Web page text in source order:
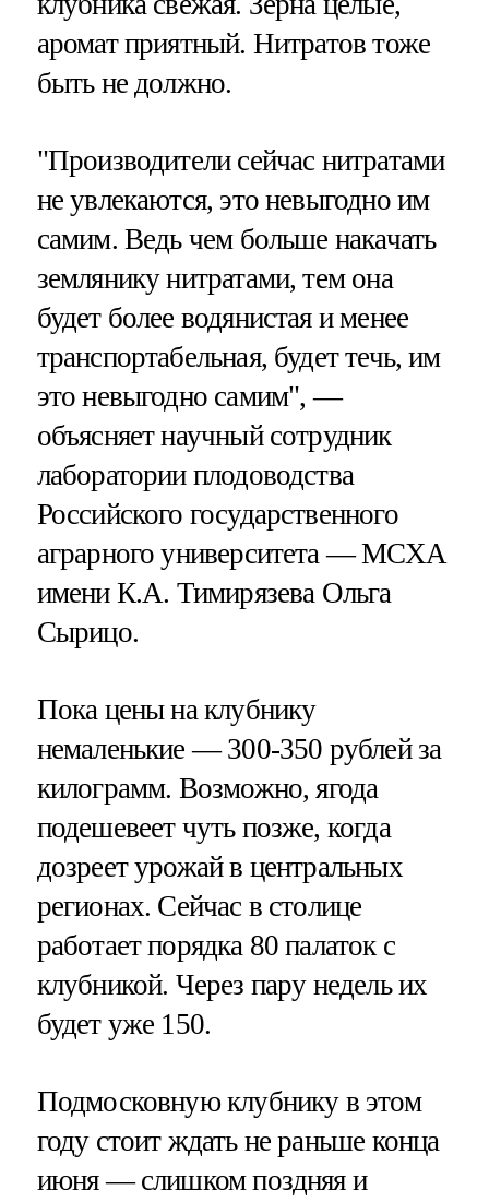
аромат приятный. Нитратов тоже
быть не должно.
"Производители сейчас нитратами
не увлекаются, это невыгодно им
самим. Ведь чем больше накачать
землянику нитратами, тем она
будет более водянистая и менее
транспортабельная, будет течь, им
это невыгодно самим", —
объясняет научный сотрудник
лаборатории плодоводства
Российского государственного
аграрного университета — МСХА
имени К.А. Тимирязева Ольга
Сырицо.
Пока цены на клубнику
немаленькие — 300-350 рублей за
килограмм. Возможно, ягода
подешевеет чуть позже, когда
дозреет урожай в центральных
регионах. Сейчас в столице
работает порядка 80 палаток с
клубникой. Через пару недель их
будет уже 150.
Подмосковную клубнику в этом
году стоит ждать не раньше конца
июня — слишком поздняя и